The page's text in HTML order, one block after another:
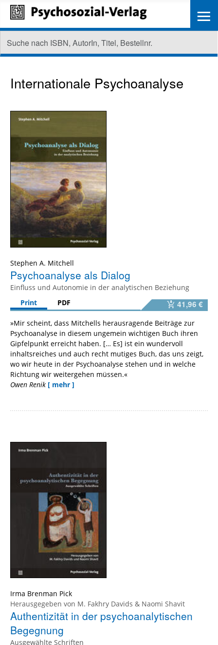
Internationale Psychoanalyse
Stephen A. Mitchell
Psychoanalyse als Dialog
Einfluss und Autonomie in der analytischen Beziehung
Print
PDF 41,96 €
»Mir scheint, dass Mitchells herausragende Beiträge zur
Psychoanalyse in diesem ungemein wichtigen Buch ihren
Gipfelpunkt erreicht haben. [… Es] ist ein wundervoll
inhaltsreiches und auch recht mutiges Buch, das uns zeigt,
wo wir heute in der Psychoanalyse stehen und in welche
Richtung wir weitergehen müssen.«
Owen Renik [ mehr ]
Irma Brenman Pick
Herausgegeben von M. Fakhry Davids & Naomi Shavit
Authentizität in der psychoanalytischen
Begegnung
Ausgewählte Schriften
≡